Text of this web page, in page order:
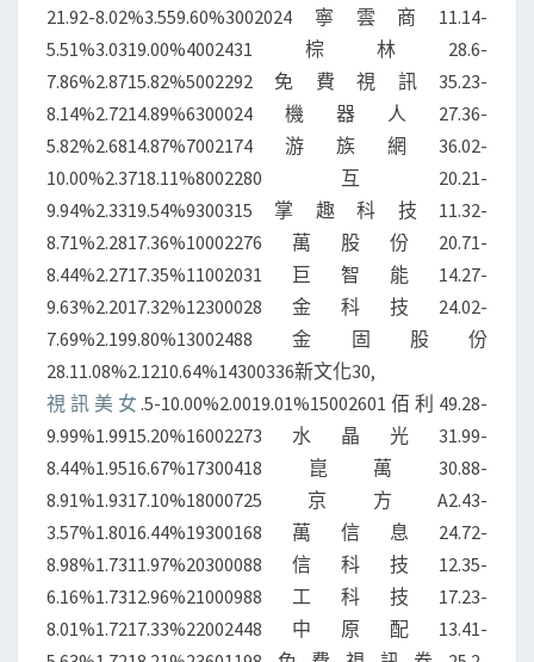
50
個
股
(4
_
_
東
(EASTMONEY.COM)
21.92-8.02%3.559.60%3002024寧雲商11.14-
5.51%3.0319.00%4002431棕林28.6-
7.86%2.8715.82%5002292免費視訊35.23-
8.14%2.7214.89%6300024機器人27.36-
5.82%2.6814.87%7002174游族網36.02-
10.00%2.3718.11%8002280互20.21-
9.94%2.3319.54%9300315掌趣科技11.32-
8.71%2.2817.36%10002276萬股份20.71-
8.44%2.2717.35%11002031巨智能14.27-
9.63%2.2017.32%12300028金科技24.02-
7.69%2.199.80%13002488金固股份
28.11.08%2.1210.64%14300336新文化30,
視訊美女.5-10.00%2.0019.01%15002601佰利49.28-
9.99%1.9915.20%16002273水晶光31.99-
8.44%1.9516.67%17300418崑萬30.88-
8.91%1.9317.10%18000725京方A2.43-
3.57%1.8016.44%19300168萬信息24.72-
8.98%1.7311.97%20300088信科技12.35-
6.16%1.7312.96%21000988工科技17.23-
8.01%1.7217.33%22002448中原配13.41-